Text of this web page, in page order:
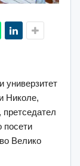
универзитет
Николе,
посети
Велико